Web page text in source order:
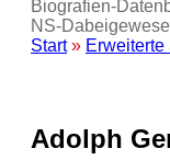
Biografien-
Start» Erweiterte
Adolph